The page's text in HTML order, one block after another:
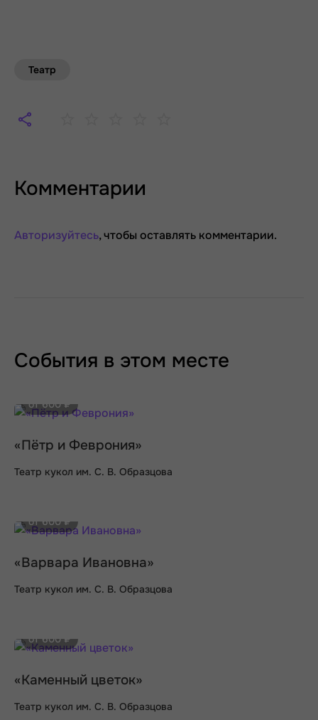
Театр
Комментарии
Авторизуйтесь, чтобы оставлять комментарии.
События в этом месте
от 600 ₽
«Пётр и Феврония»
Театр кукол им. С. В. Образцова
от 600 ₽
«Варвара Ивановна»
Театр кукол им. С. В. Образцова
от 600 ₽
«Каменный цветок»
Театр кукол им. С. В. Образцова